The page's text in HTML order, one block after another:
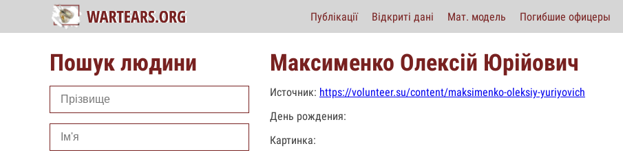
Публікації Відкриті дані Мат. модель Погибшие офицеры
Пошук людини Максименко Олексій Юрійович
Источник: https://volunteer.su/content/maksimenko-oleksiy-yuriyovich
День рождения:
Картинка: